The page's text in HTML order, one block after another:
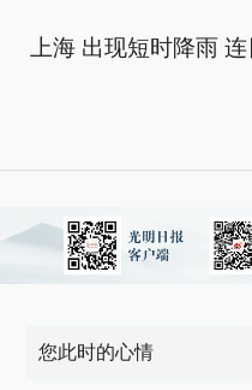
上海 出现短时降雨
您此时的心情